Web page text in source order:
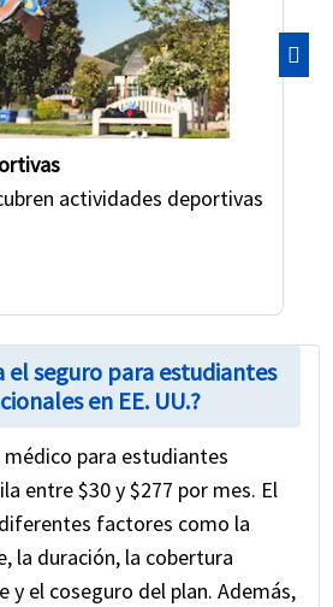
actividades deportivas
el seguro para estudiantes
en EE. UU.?
para estudiantes
entre $30 y $277 por mes. El
factores como la
la duración, la cobertura
y el coseguro del plan. Además,